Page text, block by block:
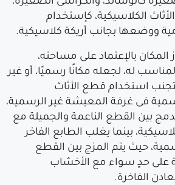
الكلاسيكية، كإستخدام
ووضعها بجانب أريكة كلاسيكية.
المكان بالإعتماد على مساحته،
له، لجعله مكانًا رسميًا، أو غير
استخدام قطع الأثاث
فى غرفة المعيشة غير الرسمية،
بين القطع الناعمة والجميلة مع
بينما يغلب الطابع الفاخر
حيث يتم المزج بين القطع
على حدٍ سواء مع الأخشاب
الفاخرة.